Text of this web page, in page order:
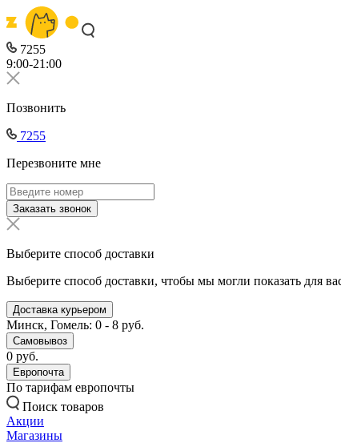
7255
9:00-21:00
Позвонить
7255
Перезвоните мне
Заказать звонок
Выберите способ доставки
Выберите способ доставки, чтобы мы могли показать для
Доставка курьером
Минск, Гомель: 0 - 8 руб.
Самовывоз
0 руб.
Европочта
По тарифам европочты
Поиск товаров
Акции
Магазины